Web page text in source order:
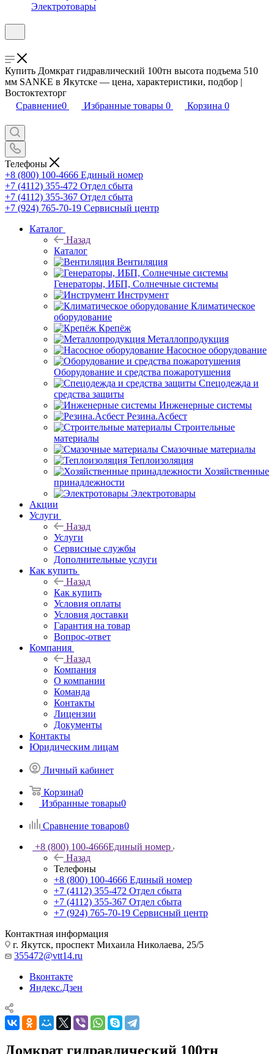
Электротовары
Купить Домкрат гидравлический 100тн высота подъема 510
мм SANKE в Якутске — цена, характеристики, подбор |
Востоктехторг
Сравнение0 Избранные товары 0 Корзина 0
Телефоны
+8 (800) 100-4666 Единый номер
+7 (4112) 355-472 Отдел сбыта
+7 (4112) 355-367 Отдел сбыта
+7 (924) 765-70-19 Сервисный центр
Каталог
Назад
Каталог
Вентиляция
Генераторы, ИБП, Солнечные системы
Инструмент
Климатическое
оборудование
Крепёж
Металлопродукция
Насосное оборудование
Оборудование и средства пожаротушения
Спецодежда и
средства защиты
Инженерные системы
Резина.Асбест
Строительные
материалы
Смазочные материалы
Теплоизоляция
Хозяйственные
принадлежности
Электротовары
Акции
Услуги
Назад
Услуги
Сервисные службы
Дополнительные услуги
Как купить
Назад
Как купить
Условия оплаты
Условия доставки
Гарантия на товар
Вопрос-ответ
Компания
Назад
Компания
О компании
Команда
Контакты
Лицензии
Документы
Контакты
Юридическим лицам
Личный кабинет
Корзина0
Избранные товары0
Сравнение товаров0
+8 (800) 100-4666Единый номер
Назад
Телефоны
+8 (800) 100-4666 Единый номер
+7 (4112) 355-472 Отдел сбыта
+7 (4112) 355-367 Отдел сбыта
+7 (924) 765-70-19 Сервисный центр
Контактная информация
г. Якутск, проспект Михаила Николаева, 25/5
355472@vtt14.ru
Вконтакте
Яндекс.Дзен
Домкрат гидравлический 100тн